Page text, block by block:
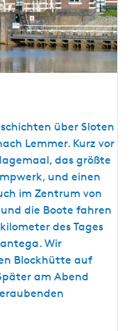
über Sloten
Lemmer. Kurz vor
das größte
und einen
im Zentrum von
die Boote fahren
des Tages
Wir
Blockhütte auf
am Abend